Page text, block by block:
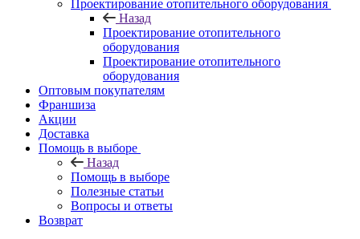
Проектирование отопительного оборудования
Назад
Проектирование отопительного
оборудования
Проектирование отопительного
оборудования
Оптовым покупателям
Франшиза
Акции
Доставка
Помощь в выборе
Назад
Помощь в выборе
Полезные статьи
Вопросы и ответы
Возврат